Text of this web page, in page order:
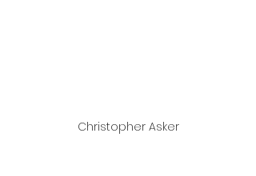
Christopher Asker